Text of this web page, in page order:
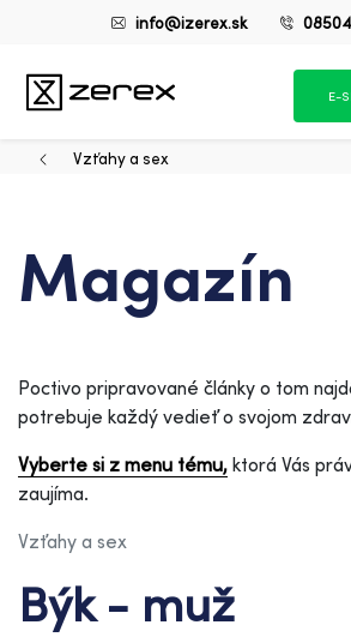
info@izerex.sk
E-
Vzťahy a sex
Magazín
Poctivo pripravované články o tom
potrebuje každý vedieť o svojom
Vyberte si z menu tému, ktorá Vás
zaujíma.
Vzťahy a sex
Býk - muž